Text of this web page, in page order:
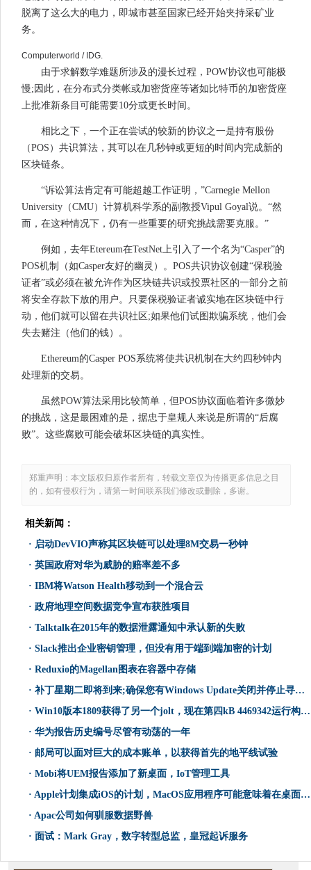
脱离了这么大的电力，即城市甚至国家已经开始夹持采矿业
务。
Computerworld / IDG.
由于求解数学难题所涉及的漫长过程，POW协议也可能极
慢;因此，在分布式分类帐或加密货座等诸如比特币的加密货座
上批准新条目可能需要10分或更长时间。
相比之下，一个正在尝试的较新的协议之一是持有股份
（POS）共识算法，其可以在几秒钟或更短的时间内完成新的
区块链条。
“诉讼算法肯定有可能超越工作证明，”Carnegie Mellon
University（CMU）计算机科学系的副教授Vipul Goyal说。“然
而，在这种情况下，仍有一些重要的研究挑战需要克服。”
例如，去年Etereum在TestNet上引入了一个名为“Casper”的
POS机制（如Casper友好的幽灵）。POS共识协议创建“保税验
证者”或必须在被允许作为区块链共识或投票社区的一部分之前
将安全存款下放的用户。只要保税验证者诚实地在区块链中行
动，他们就可以留在共识社区;如果他们试图欺骗系统，他们会
失去赌注（他们的钱）。
Ethereum的Casper POS系统将使共识机制在大约四秒钟内
处理新的交易。
虽然POW算法采用比较简单，但POS协议面临着许多微妙
的挑战，这是最困难的是，据忠于皇规人来说是所谓的“后腐
败”。这些腐败可能会破坏区块链的真实性。
郑重声明：本文版权归原作者所有，转载文章仅为传播更多信息之目
的，如有侵权行为，请第一时间联系我们修改或删除，多谢。
相关新闻：
· 启动DevVIO声称其区块链可以处理8M交易一秒钟
· 英国政府对华为威胁的赔率差不多
· IBM将Watson Health移动到一个混合云
· 政府地理空间数据竞争宣布获胜项目
· Talktalk在2015年的数据泄露通知中承认新的失败
· Slack推出企业密钥管理，但没有用于端到端加密的计划
· Reduxio的Magellan图表在容器中存储
· 补丁星期二即将到来;确保您有Windows Update关闭并停止寻求！
· Win10版本1809获得了另一个jolt，现在第四kB 4469342运行构建17763.168
· 华为报告历史编号尽管有动荡的一年
· 邮局可以面对巨大的成本账单，以获得首先的地平线试验
· Mobi将UEM报告添加了新桌面，IoT管理工具
· Apple计划集成iOS的计划，MacOS应用程序可能意味着在桌面上重新侧重于焦点
· Apac公司如何驯服数据野兽
· 面试：Mark Gray，数字转型总监，皇冠起诉服务